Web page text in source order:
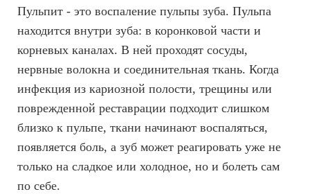
Пульпит - это воспаление пульпы зуба. Пульпа
находится внутри зуба: в коронковой части и
корневых каналах. В ней проходят сосуды,
нервные волокна и соединительная ткань. Когда
инфекция из кариозной полости, трещины или
поврежденной реставрации подходит слишком
близко к пульпе, ткани начинают воспаляться,
появляется боль, а зуб может реагировать уже не
только на сладкое или холодное, но и болеть сам
по себе.